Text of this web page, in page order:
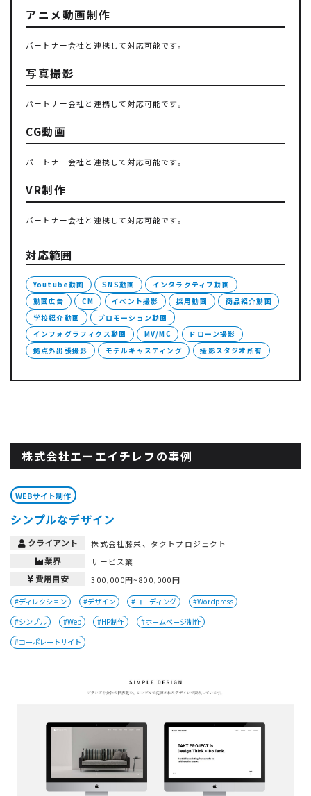
アニメ動画制作
パートナー会社と連携して対応可能です。
写真撮影
パートナー会社と連携して対応可能です。
CG動画
パートナー会社と連携して対応可能です。
VR制作
パートナー会社と連携して対応可能です。
対応範囲
Youtube動画 SNS動画
インタラクティブ動画
動画広告
CM イベント撮影 採用動画
商品紹介動画
学校紹介動画
プロモーション動画
インフォグラフィクス動画
MV/MC
ドローン撮影
拠点外出張撮影
モデルキャスティング 撮影スタジオ所有
株式会社エーエイチレフの事例
WEBサイト制作
シンプルなデザイン
クライアント 株式会社藤栄、タクトプロジェクト
業界 サービス業
費用目安 300,000円~800,000円
#ディレクション #デザイン #コーディング
#Wordpress
#シンプル
#Web #HP制作
#ホームページ制作
#コーポレートサイト